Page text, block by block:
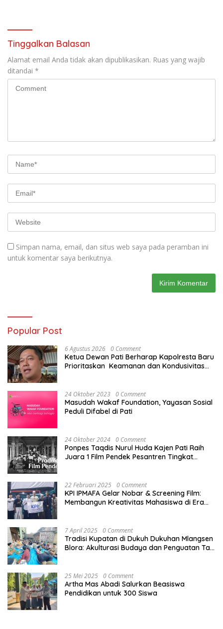
Tinggalkan Balasan
Alamat email Anda tidak akan dipublikasikan. Ruas yang wajib
ditandai *
Simpan nama, email, dan situs web saya pada peramban ini
untuk komentar saya berikutnya.
Popular Post
6 Agustus 2026 0 Comment
Ketua Dewan Pati Berharap Kapolresta Baru
Prioritaskan Keamanan dan Kondusivitas
24 Oktober 2023 0 Comment
Masudah Wakaf Foundation, Yayasan Sosial
Peduli Difabel di Pati
24 Oktober 2024 0 Comment
Ponpes Taqdis Nurul Huda Kajen Pati Raih
Juara 1 Film Pendek Pesantren Tingkat
22 Februari 2025 0 Comment
KPI IPMAFA Gelar Nobar & Screening Film:
Membangun Kreativitas Mahasiswa di Era
7 April 2025 0 Comment
Tradisi Kupatan di Dukuh Dukuhan Mlangsen
Blora: Akulturasi Budaya dan Penguatan Tali
25 Mei 2025 0 Comment
Artha Mas Abadi Salurkan Beasiswa
Pendidikan untuk 300 Siswa